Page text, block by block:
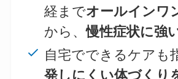
経までオールインワ
から、慢性症状に強
自宅でできるケアも
発しにくい体づくり